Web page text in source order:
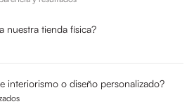
nuestra tienda física?
interiorismo o diseño personalizado?